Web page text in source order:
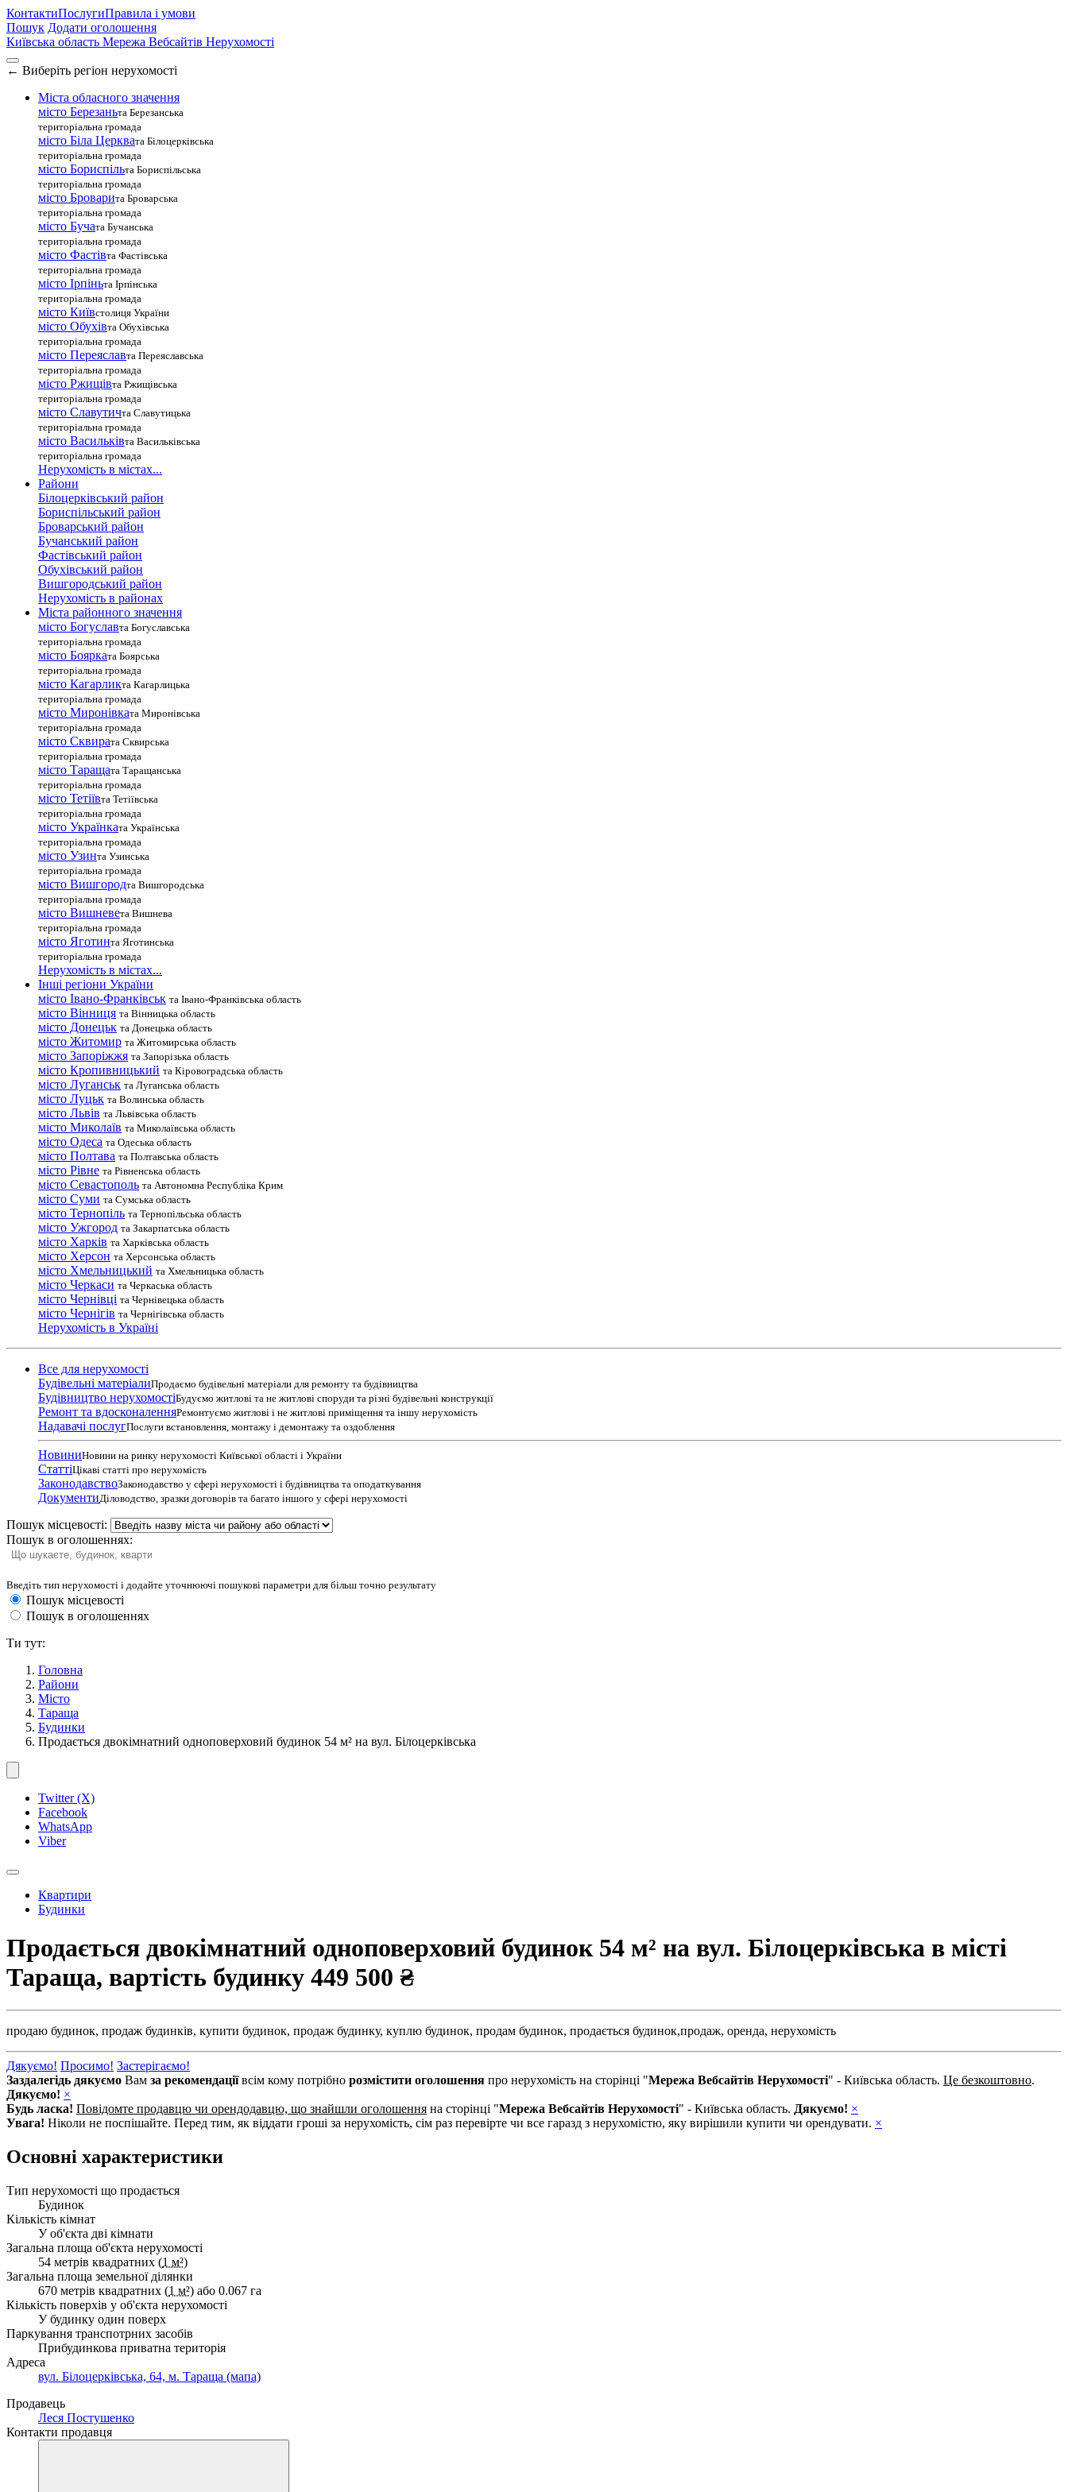
КонтактиПослугиПравила і умови
Пошук Додати оголошення
Київська область Мережа Вебсайтів Нерухомості
← Виберіть регіон нерухомості
Міста обласного значення
місто Березаньта Березанська
територіальна громада
місто Біла Церквата Білоцерківська
територіальна громада
місто Бориспільта Бориспільська
територіальна громада
місто Броварита Броварська
територіальна громада
місто Бучата Бучанська
територіальна громада
місто Фастівта Фастівська
територіальна громада
місто Ірпіньта Ірпінська
територіальна громада
місто Київстолиця України
місто Обухівта Обухівська
територіальна громада
місто Переяславта Переяславська
територіальна громада
місто Ржищівта Ржищівська
територіальна громада
місто Славутичта Славутицька
територіальна громада
місто Василькiвта Васильківська
територіальна громада
Нерухомість в містах...
Райони
Білоцерківський район
Бориспільський район
Броварський район
Бучанський район
Фастівський район
Обухівський район
Вишгородський район
Нерухомість в районах
Міста районного значення
місто Богуславта Богуславська
територіальна громада
місто Боярката Боярська
територіальна громада
місто Кагарликта Кагарлицька
територіальна громада
місто Миронівката Миронівська
територіальна громада
місто Сквирата Сквирська
територіальна громада
місто Таращата Таращанська
територіальна громада
місто Тетіївта Тетіївська
територіальна громада
місто Українката Українська
територіальна громада
місто Узинта Узинська
територіальна громада
місто Вишгородта Вишгородська
територіальна громада
місто Вишневета Вишнева
територіальна громада
місто Яготинта Яготинська
територіальна громада
Нерухомість в містах...
Інші регіони України
місто Івано-Франківськ та Івано-Франківська область
місто Вінниця та Вінницька область
місто Донецьк та Донецька область
місто Житомир та Житомирська область
місто Запоріжжя та Запорізька область
місто Кропивницький та Кіровоградська область
місто Луганськ та Луганська область
місто Луцьк та Волинська область
місто Львів та Львівська область
місто Миколаїв та Миколаївська область
місто Одеса та Одеська область
місто Полтава та Полтавська область
місто Рівне та Рівненська область
місто Севастополь та Автономна Республіка Крим
місто Суми та Сумська область
місто Тернопіль та Тернопільська область
місто Ужгород та Закарпатська область
місто Харків та Харківська область
місто Херсон та Херсонська область
місто Хмельницький та Хмельницька область
місто Черкаси та Черкаська область
місто Чернівці та Чернівецька область
місто Чернігів та Чернігівська область
Нерухомість в Україні
Все для нерухомості
Будівельні матеріалиПродаємо будівельні матеріали для ремонту та будівництва
Будівництво нерухомостіБудуємо житлові та не житлові споруди та різні будівельні конструкції
Ремонт та вдосконаленняРемонтуємо житлові і не житлові приміщення та іншу нерухомість
Надавачі послугПослуги встановлення, монтажу і демонтажу та оздоблення
НовиниНовини на ринку нерухомості Київської області і України
СтаттіЦікаві статті про нерухомість
ЗаконодавствоЗаконодавство у сфері нерухомості і будівництва та оподаткування
ДокументиДіловодство, зразки договорів та багато іншого у сфері нерухомості
Пошук місцевості:
Пошук в оголошеннях:
Введіть тип нерухомості і додайте уточнюючі пошукові параметри для більш точно результату
Пошук місцевості
Пошук в оголошеннях
Ти тут:
Головна
Райони
Місто
Тараща
Будинки
Продається двокімнатний одноповерховий будинок 54 м² на вул. Білоцерківська
Twitter (X)
Facebook
WhatsApp
Viber
Квартири
Будинки
Продається двокімнатний одноповерховий будинок 54 м² на вул. Білоцерківська в місті
Тараща, вартість будинку 449 500 ₴
продаю будинок, продаж будинків, купити будинок, продаж будинку, куплю будинок, продам будинок, продається будинок,продаж, оренда, нерухомість
Дякуємо! Просимо! Застерігаємо!
Заздалегідь дякуємо Вам за рекомендаціївсім кому потрібно розмістити оголошення про нерухомість на сторінці "Мережа Вебсайтів Нерухомості" - Київська область. Це безкоштовно.
Дякуємо! ×
Будь ласка! Повідомте продавцю чи орендодавцю, що знайшли оголошення на сторінці "Мережа Вебсайтів Нерухомості" - Київська область. Дякуємо! ×
Увага! Ніколи не поспішайте. Перед тим, як віддати гроші за нерухомість, сім раз перевірте чи все гаразд з нерухомістю, яку вирішили купити чи орендувати. ×
Основні характеристики
Тип нерухомості що продається
Будинок
Кількість кімнат
У об'єкта дві кімнати
Загальна площа об'єкта нерухомості
54 метрів квадратних (1 м²)
Загальна площа земельної ділянки
670 метрів квадратних (1 м²) або 0.067 га
Кількість поверхів у об'єкта нерухомості
У будинку один поверх
Паркування транспотрних засобів
Прибудинкова приватна територія
Адреса
вул. Білоцерківська, 64, м. Тараща (мапа)
Продавець
Леся Постушенко
Контакти продавця